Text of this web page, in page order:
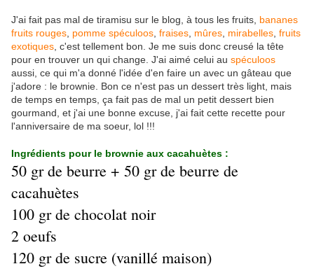
J'ai fait pas mal de tiramisu sur le blog, à tous les fruits, bananes
fruits rouges pomme spéculoos fraises mûres mirabelles fruits
exotiques , c'est tellement bon. Je me suis donc creusé la tête
pour en trouver un qui change. J'ai aimé celui au spéculoos
aussi, ce qui m'a donné l'idée d'en faire un avec un gâteau que
j'adore : le brownie. Bon ce n'est pas un dessert très light, mais
de temps en temps, ça fait pas de mal un petit dessert bien
gourmand, et j'ai une bonne excuse, j'ai fait cette recette pour
l'anniversaire de ma soeur, lol !!!
Ingrédients pour le brownie aux cacahuètes :
50 gr de beurre + 50 gr de beurre de
cacahuètes
100 gr de chocolat noir
2 oeufs
120 gr de sucre (vanillé maison)